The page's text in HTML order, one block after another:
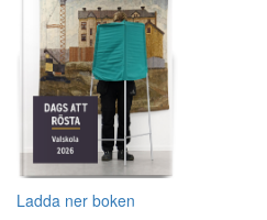
Ladda ner boken